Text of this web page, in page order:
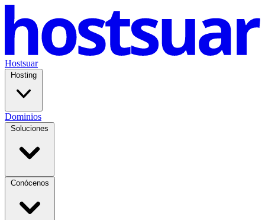
Hostsuar
Hosting
Dominios
Soluciones
Conócenos